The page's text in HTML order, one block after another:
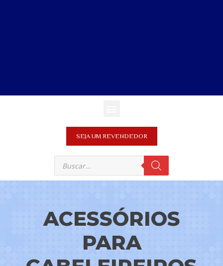
SEJA UM REVENDEDOR
ACESSÓRIOS
PARA